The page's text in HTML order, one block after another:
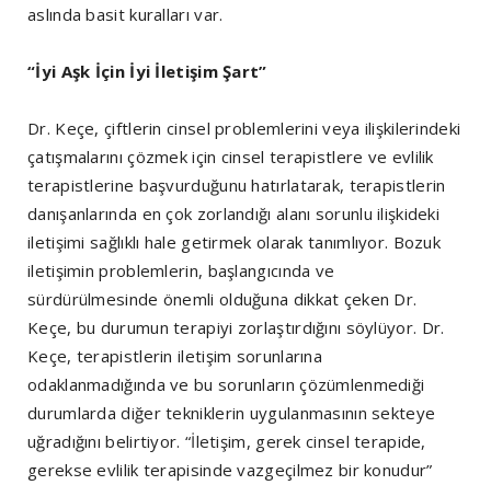
aslında basit kuralları var.
“İyi Aşk İçin İyi İletişim Şart”
Dr. Keçe, çiftlerin cinsel problemlerini veya ilişkilerindeki
çatışmalarını çözmek için cinsel terapistlere ve evlilik
terapistlerine başvurduğunu hatırlatarak, terapistlerin
danışanlarında en çok zorlandığı alanı sorunlu ilişkideki
iletişimi sağlıklı hale getirmek olarak tanımlıyor. Bozuk
iletişimin problemlerin, başlangıcında ve
sürdürülmesinde önemli olduğuna dikkat çeken Dr.
Keçe, bu durumun terapiyi zorlaştırdığını söylüyor. Dr.
Keçe, terapistlerin iletişim sorunlarına
odaklanmadığında ve bu sorunların çözümlenmediği
durumlarda diğer tekniklerin uygulanmasının sekteye
uğradığını belirtiyor. “İletişim, gerek cinsel terapide,
gerekse evlilik terapisinde vazgeçilmez bir konudur”